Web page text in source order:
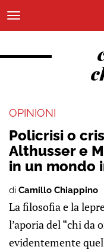
OPINIONI
Policrisi o
Althusser e
in un mondo
di Camillo Chiappino
La filosofia e la
l’aporia del “chi da
evidentemente